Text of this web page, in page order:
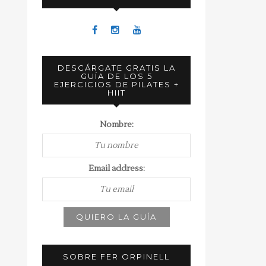
DESCÁRGATE GRATIS LA
GUÍA DE LOS 5
EJERCICIOS DE PILATES +
HIIT
Nombre:
Email address:
SOBRE FER ORPINELL